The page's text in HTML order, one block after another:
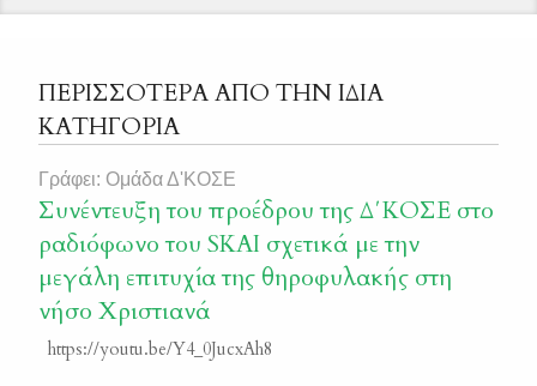
ΠΕΡΙΣΣΟΤΕΡΑ ΑΠΟ ΤΗΝ ΙΔΙΑ
ΚΑΤΗΓΟΡΙΑ
Γράφει: Ομάδα Δ'ΚΟΣΕ
Συνέντευξη του προέδρου της Δ΄ΚΟΣΕ στο
ραδιόφωνο του SKAI σχετικά με την
μεγάλη επιτυχία της θηροφυλακής στη
νήσο Χριστιανά
https://youtu.be/Y4_0JucxAh8